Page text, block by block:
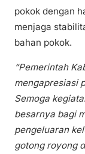
pokok dengan
menjaga
bahan pokok.
“Pemerintah
mengapresiasi
Semoga
besarnya bagi
pengeluaran
gotong royong